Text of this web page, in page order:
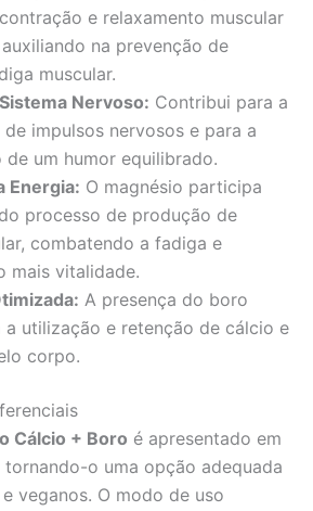
e relaxamento muscular
na prevenção de
muscular.
Nervoso: Contribui para a
impulsos nervosos e para a
de um humor equilibrado.
Energia: O magnésio participa
processo de produção de
combatendo a fadiga e
mais vitalidade.
A presença do boro
a utilização e retenção de cálcio e
corpo.
Cálcio + Boro é apresentado em
tornando-o uma opção adequada
veganos. O modo de uso